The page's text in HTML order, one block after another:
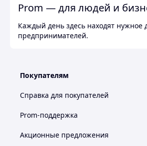
Prom — для людей и
Каждый день здесь находят
предпринимателей.
Покупателям
Справка для покупателей
Prom-поддержка
Акционные предложения